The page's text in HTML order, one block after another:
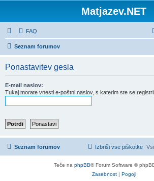
Matjazev.NET
FAQ
Seznam forumov
Ponastavitev gesla
E-mail naslov:
Tukaj morate vnesti e-poštni naslov, s katerim ste se
Seznam forumov Izbriši vse piškotke
Teče na phpBB® Forum Software ©
Zasebnost| Pogoji